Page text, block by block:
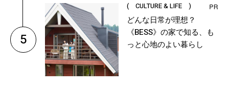
5
( CULTURE & LIFE )
どんな日常が理想？
《BESS》の家で知る、も
っと心地のよい暮らし